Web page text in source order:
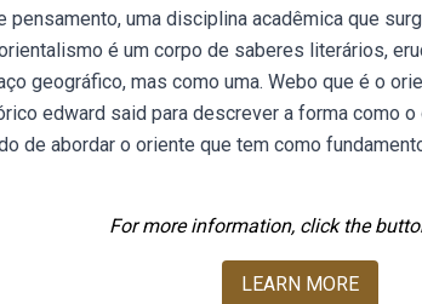
pensamento, uma disciplina acadêmica que
é um corpo de saberes literários,
geográfico, mas como uma. Webo que é o
edward said para descrever a forma como
de abordar o oriente que tem como
For more information, click the
LEARN MORE